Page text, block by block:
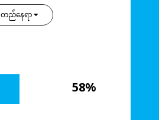
တည်နေရာ
58%